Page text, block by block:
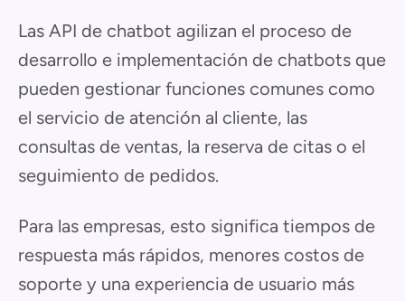
Las API de chatbot agilizan el proceso de
desarrollo e implementación de chatbots que
pueden gestionar funciones comunes como
el servicio de atención al cliente, las
consultas de ventas, la reserva de citas o el
seguimiento de pedidos.
Para las empresas, esto significa tiempos de
respuesta más rápidos, menores costos de
soporte y una experiencia de usuario más